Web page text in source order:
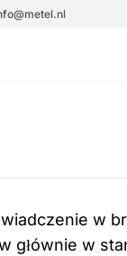
w
głównie w